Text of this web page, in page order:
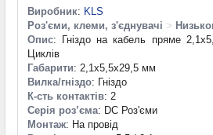
Виробник: KLS
Роз'єми, клеми, з'єднувачі >
Опис: Гніздо на кабель пряме
Циклів
Габарити: 2,1x5,5x29,5 мм
Вилка/гніздо: Гніздо
К-сть контактів: 2
Серія роз’єма: DC Роз'єми
Монтаж: На провід